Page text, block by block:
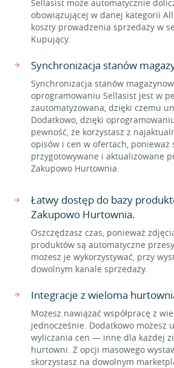
Sellasist może automatycznie
obowiązującej w danej kategorii
koszty prowadzenia sprzedaży w
Kupujący.
Synchronizacja stanów
Synchronizacja stanów
oprogramowaniu Sellasist jest w
zautomatyzowana, dzięki czemu
Dodatkowo, dzięki
pewność, że korzystasz z
opisów i cen w ofertach, ponieważ
przygotowywane i aktualizowane
Zakupowo Hurtownia.
Łatwy dostęp do bazy
Zakupowo Hurtownia.
Oszczędzasz czas, ponieważ
produktów są automatyczne
możesz je wykorzystywać, przy
dowolnym kanale sprzedaży.
Integracje z wieloma
Możesz nawiązać współpracę z
jednocześnie. Dodatkowo możesz
wyliczania cen — inne dla każdej
hurtowni. Z opcji masowego
skorzystasz na dowolnym